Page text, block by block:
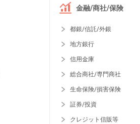
金融/商社/保険
都銀/信託/外銀
地方銀行
信用金庫
総合商社/専門商社
生命保険/損害保険
証券/投資
クレジット信販等